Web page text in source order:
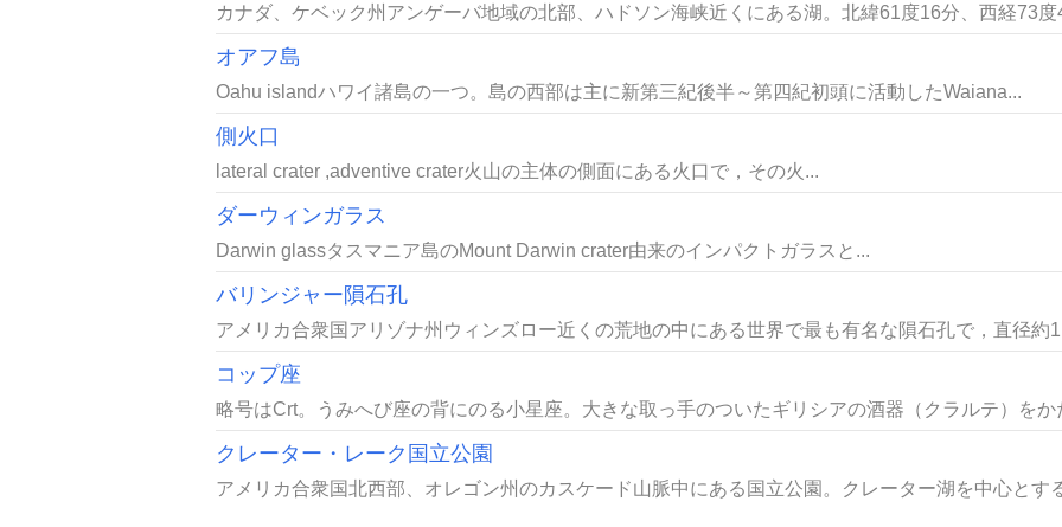
カナダ、ケベック州アンゲーバ地域の北部、ハドソン海峡近くにある湖。北緯61度16分、西経73度
オアフ島
Oahu islandハワイ諸島の一つ。島の西部は主に新第三紀後半～第四紀初頭に活動したWaiana...
側火口
lateral crater ,adventive crater火山の主体の側面にある火口で，その火...
ダーウィンガラス
Darwin glassタスマニア島のMount Darwin crater由来のインパクトガラスと...
バリンジャー隕石孔
アメリカ合衆国アリゾナ州ウィンズロー近くの荒地の中にある世界で最も有名な隕石孔で，直径約
コップ座
略号はCrt。うみへび座の背にのる小星座。大きな取っ手のついたギリシアの酒器（クラルテ）をか
クレーター・レーク国立公園
アメリカ合衆国北西部、オレゴン州のカスケード山脈中にある国立公園。クレーター湖を中心とす